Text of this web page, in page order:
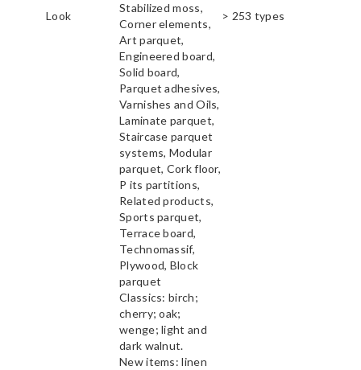
Look
Stabilized moss,
Corner elements,
Art parquet,
Engineered board,
Solid board,
Parquet adhesives,
Varnishes and Oils,
Laminate parquet,
Staircase parquet
systems, Modular
parquet, Cork floor,
P its partitions,
Related products,
Sports parquet,
Terrace board,
Technomassif,
Plywood, Block
parquet
> 253 types
Classics: birch;
cherry; oak;
wenge; light and
dark walnut.
New items: linen